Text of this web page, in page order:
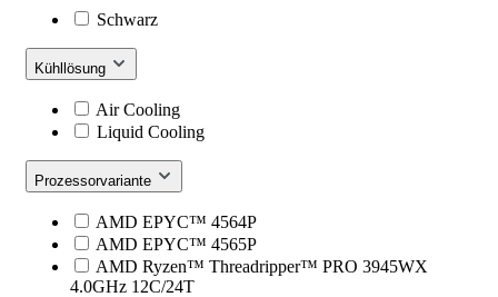
Schwarz
Kühllösung
Air Cooling
Liquid Cooling
Prozessorvariante
AMD EPYC™ 4564P
AMD EPYC™ 4565P
AMD Ryzen™ Threadripper™ PRO 3945WX
4.0GHz 12C/24T